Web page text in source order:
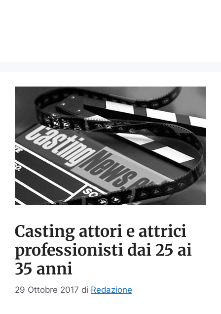
Casting attori e attrici
professionisti dai 25 ai
35 anni
29 Ottobre 2017 di Redazione